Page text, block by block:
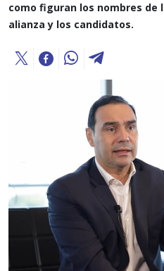
como figuran los nombres de
alianza y los candidatos.